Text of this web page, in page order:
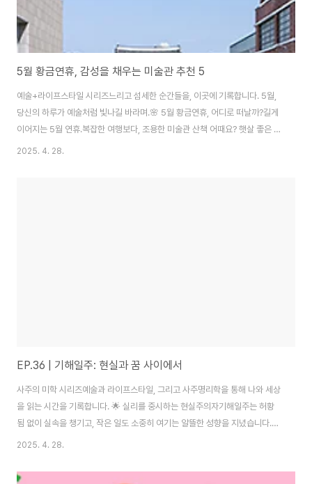
5월 황금연휴, 감성을 채우는 미술관 추천 5
예술+라이프스타일 시리즈느리고 섬세한 순간들을, 이곳에 기록합니다. 5월,
당신의 하루가 예술처럼 빛나길 바라며.🌸 5월 황금연휴, 어디로 떠날까?길게
이어지는 5월 연휴.복잡한 여행보다, 조용한 미술관 산책 어때요? 햇살 좋은 오
후, 나만의 감성을 채울 시간입니다. 🎨지금, 조용히 예술을 만나고 싶은 마음
2025. 4. 28.
EP.36 | 기해일주: 현실과 꿈 사이에서
사주의 미학 시리즈예술과 라이프스타일, 그리고 사주명리학을 통해 나와 세상
을 읽는 시간을 기록합니다. 🌟 실리를 중시하는 현실주의자기해일주는 허황
됨 없이 실속을 챙기고, 작은 일도 소중히 여기는 알뜰한 성향을 지녔습니다.두
뇌 회전이 빠르고, 선견지명과 논리적 사고를 갖추어 매사에 빈틈이 없습니다.
소심함과 배짱, 이중적인 내면겉으로는 배짱 있어 보이지만, 내면에는 소심함
2025. 4. 28.